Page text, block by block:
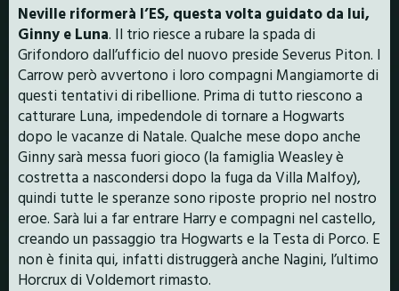
Neville riformerà l’ES, questa volta guidato da lui,
Ginny e Luna. Il trio riesce a rubare la spada di
Grifondoro dall’ufficio del nuovo preside Severus Piton. I
Carrow però avvertono i loro compagni Mangiamorte di
questi tentativi di ribellione. Prima di tutto riescono a
catturare Luna, impedendole di tornare a Hogwarts
dopo le vacanze di Natale. Qualche mese dopo anche
Ginny sarà messa fuori gioco (la famiglia Weasley è
costretta a nascondersi dopo la fuga da Villa Malfoy),
quindi tutte le speranze sono riposte proprio nel nostro
eroe. Sarà lui a far entrare Harry e compagni nel castello,
creando un passaggio tra Hogwarts e la Testa di Porco. E
non è finita qui, infatti distruggerà anche Nagini, l’ultimo
Horcrux di Voldemort rimasto.